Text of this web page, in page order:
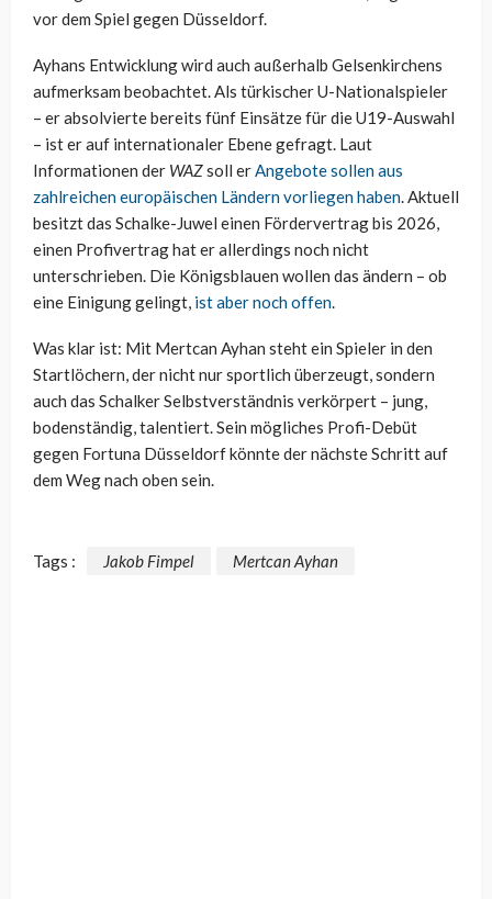
vor dem Spiel gegen Düsseldorf.
Ayhans Entwicklung wird auch außerhalb Gelsenkirchens
aufmerksam beobachtet. Als türkischer U-Nationalspieler
– er absolvierte bereits fünf Einsätze für die U19-Auswahl
– ist er auf internationaler Ebene gefragt. Laut
Informationen der WAZsoll erAngebote sollen aus
zahlreichen europäischen Ländern vorliegen haben. Aktuell
besitzt das Schalke-Juwel einen Fördervertrag bis 2026,
einen Profivertrag hat er allerdings noch nicht
unterschrieben. Die Königsblauen wollen das ändern – ob
eine Einigung gelingt, ist aber noch offen.
Was klar ist: Mit Mertcan Ayhan steht ein Spieler in den
Startlöchern, der nicht nur sportlich überzeugt, sondern
auch das Schalker Selbstverständnis verkörpert – jung,
bodenständig, talentiert. Sein mögliches Profi-Debüt
gegen Fortuna Düsseldorf könnte der nächste Schritt auf
dem Weg nach oben sein.
Tags : Jakob Fimpel Mertcan Ayhan